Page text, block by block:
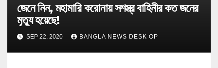
জেনে নিন, মহামারি করোনায় সশস্ত্র বাহিনীর কত জনের
মৃত্যু হয়েছে!
SEP 22, 2020 BANGLA NEWS DESK OP